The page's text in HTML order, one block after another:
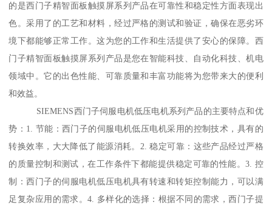
的是西门子精智面板触摸屏系列产品在可靠性和稳定性方面表现出
色。采用了的工艺和材料，经过严格的测试和验证，确保在恶劣环
境下都能够正常工作。这为您的工作和生活提供了安心的保障。西
门子精智面板触摸屏系列产品是您在智能科技、自动化科技、机电
领域中。它的出色性能、可靠质量和丰富功能将为您带来大的便利
和效益。
SIEMENS西门子伺服电机低压电机系列产品的主要特点和优
势：1. 节能：西门子的伺服电机低压电机采用的控制技术，具有的
转换效率，大大降低了能源消耗。2. 稳定可靠：这些产品经过严格
的质量控制和测试，在工作条件下都能提供稳定可靠的性能。3. 控
制：西门子的伺服电机低压电机具有转速和转矩控制能力，可以满
足复杂应用的需求。4. 多样化的选择：根据不同的需求，西门子提